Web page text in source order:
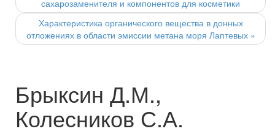
сахарозаменителя и компонентов для косметики
Характеристика органического вещества в донных
отложениях в области эмиссии метана моря Лаптевых »
Брыксин Д.М.,
Колесников С.А.